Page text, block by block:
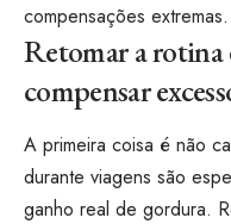
compensações extremas.
Retomar a rotina
compensar
A primeira coisa é não
durante viagens são
ganho real de gordura.